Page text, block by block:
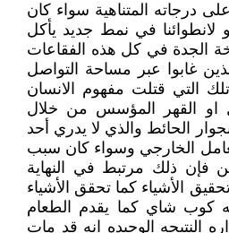
درجاته المتناهية سواء كان
لانطوائنا في نمط جديد يأكل
الجدة في كل هذه الفقاعات
غابوا عبر مساحة التواصل
التي قتلت مفهوم الانسان
او القهر المؤسس من خلال
الحائط والذي لا يدري أحد
الخارجي وسواء كان سبب
فإن ذلك مرتبط في النهاية
الأشياء كما تحقق الأشياء
له كوب شاي كما يقدم الطعام
النتيجه الوحيده انه قد مات